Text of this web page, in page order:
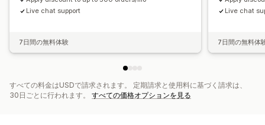
Live chat support
7日間の無料体験
Live chat
7日間の無料体
すべての料金はUSDで請求されます。 定期請求と使用料に基づく請求は、
30日ごとに行われます。 すべての価格オプションを見る